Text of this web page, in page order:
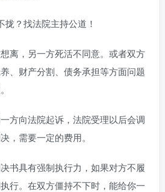
？找法院主持公道！
，另一方死活不同意。或者双方
、财产分割、债务承担等方面问题
向法院起诉，法院受理以后会调
，需要一定的费用。
具有强制执行力，如果对方不履
行。在双方僵持不下时，能给你一